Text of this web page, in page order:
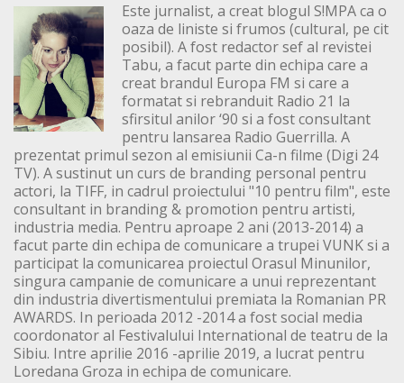
Este jurnalist, a creat blogul S!MPA ca o
oaza de liniste si frumos (cultural, pe cit
posibil). A fost redactor sef al revistei
Tabu, a facut parte din echipa care a
creat brandul Europa FM si care a
formatat si rebranduit Radio 21 la
sfirsitul anilor ‘90 si a fost consultant
pentru lansarea Radio Guerrilla. A
prezentat primul sezon al emisiunii Ca-n filme (Digi 24
TV). A sustinut un curs de branding personal pentru
actori, la TIFF, in cadrul proiectului "10 pentru film", este
consultant in branding & promotion pentru artisti,
industria media. Pentru aproape 2 ani (2013-2014) a
facut parte din echipa de comunicare a trupei VUNK si a
participat la comunicarea proiectul Orasul Minunilor,
singura campanie de comunicare a unui reprezentant
din industria divertismentului premiata la Romanian PR
AWARDS. In perioada 2012 -2014 a fost social media
coordonator al Festivalului International de teatru de la
Sibiu. Intre aprilie 2016 -aprilie 2019, a lucrat pentru
Loredana Groza in echipa de comunicare.